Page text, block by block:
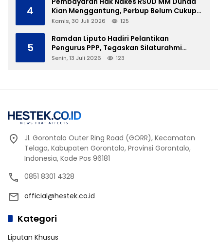
4
Kian Menggantung, Perbup Belum Cukup
Tanpa Direktur Definitif
Kamis, 30 Juli 2026 125
5
Ramdan Liputo Hadiri Pelantikan
Pengurus PPP, Tegaskan Silaturahmi
Antarpartai Kunci Membangun Gorontalo
Senin, 13 Juli 2026 123
Jl. Gorontalo Outer Ring Road (GORR), Kecamatan
Telaga, Kabupaten Gorontalo, Provinsi Gorontalo,
Indonesia, Kode Pos 96181
0851 8301 4328
official@hestek.co.id
Kategori
Liputan Khusus